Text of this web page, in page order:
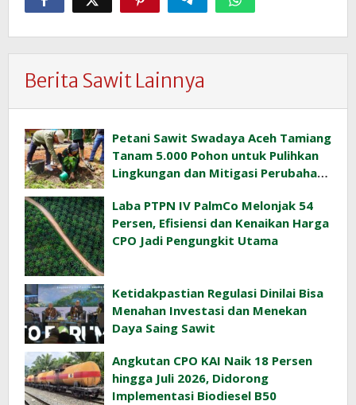
Berita Sawit Lainnya
Petani Sawit Swadaya Aceh Tamiang
Tanam 5.000 Pohon untuk Pulihkan
Lingkungan dan Mitigasi Perubahan
Laba PTPN IV PalmCo Melonjak 54
Persen, Efisiensi dan Kenaikan Harga
CPO Jadi Pengungkit Utama
Ketidakpastian Regulasi Dinilai Bisa
Menahan Investasi dan Menekan
Daya Saing Sawit
Angkutan CPO KAI Naik 18 Persen
hingga Juli 2026, Didorong
Implementasi Biodiesel B50